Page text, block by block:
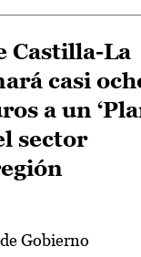
Castilla-La
casi
a un
sector
Gobierno